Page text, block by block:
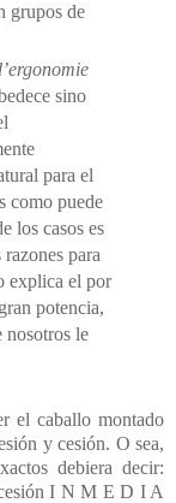
grupos de
sino
para el
como puede
los casos es
para
explica el por
potencia,
nosotros le
el caballo montado
y cesión. O sea,
debiera decir:
I N M E D I A